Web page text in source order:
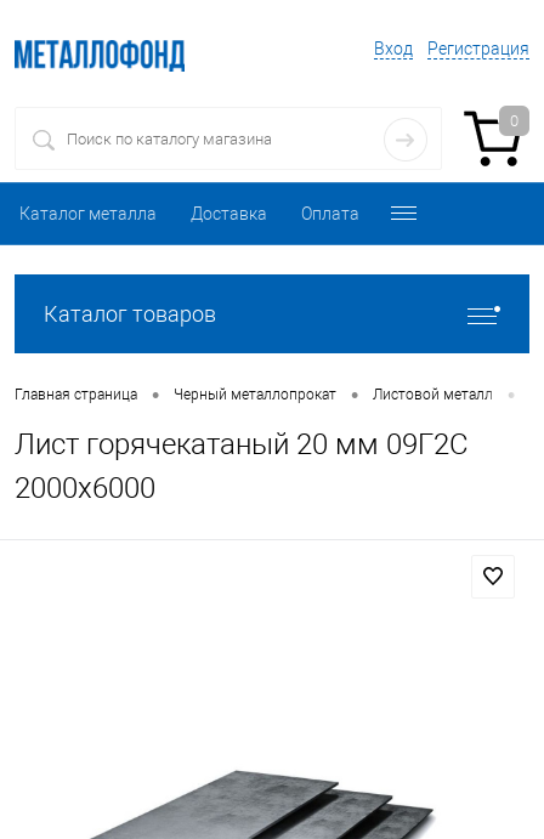
Вход Регистрация
0
Каталог металла Доставка Оплата
Каталог товаров
Главная страница • Черный металлопрокат • Листовой металл •
Лист горячекатаный 20 мм 09Г2С
2000х6000